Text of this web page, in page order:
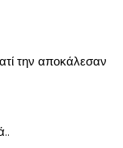
την αποκάλεσαν